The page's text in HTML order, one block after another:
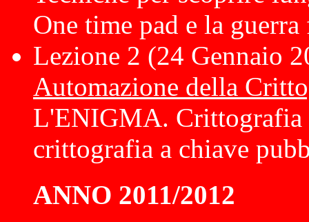
One time pad e la
Lezione 2 (24 Gennaio
Automazione della
L'ENIGMA. Crittografia
crittografia a chiave
ANNO 2011/2012